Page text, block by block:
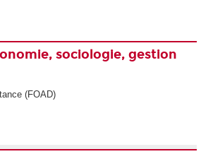
sociologie, gestion
(FOAD)